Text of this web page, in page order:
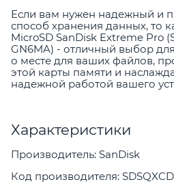
Если вам нужен надежный и
способ хранения данных, то
MicroSD SanDisk Extreme Pro
GN6MA) - отличный выбор
о месте для ваших файлов,
этой карты памяти и
надежной работой вашего
Характеристики
Производитель: SanDisk
Код производителя: